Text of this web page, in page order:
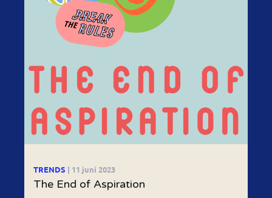
TRENDS | 11 juni 2023
The End of Aspiration